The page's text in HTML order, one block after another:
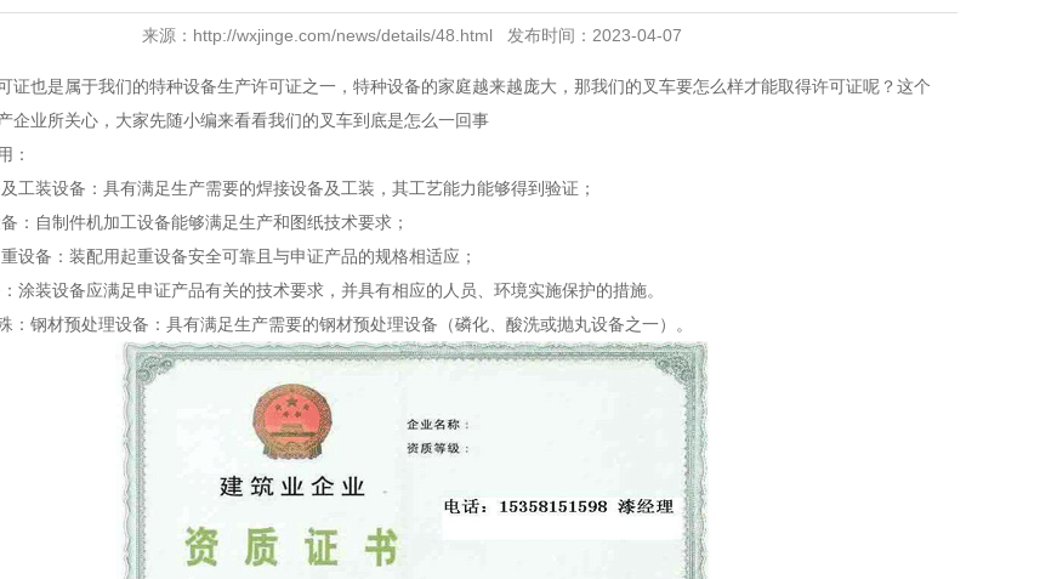
来源：http://wxjinge.com/news/details/48.html 发布时间：2023-04-07
证也是属于我们的特种设备生产许可证之一，特种设备的家庭越来越庞大，那我们的叉车要怎么样才能取得许可证呢？这个
企业所关心，大家先随小编来看看我们的叉车到底是怎么一回事
：
工装设备：具有满足生产需要的焊接设备及工装，其工艺能力能够得到验证；
：自制件机加工设备能够满足生产和图纸技术要求；
设备：装配用起重设备安全可靠且与申证产品的规格相适应；
涂装设备应满足申证产品有关的技术要求，并具有相应的人员、环境实施保护的措施。
：钢材预处理设备：具有满足生产需要的钢材预处理设备（磷化、酸洗或抛丸设备之一）。